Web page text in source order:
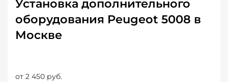
Установка дополнительного
оборудования Peugeot 5008 в
Москве
от 2 450 руб.